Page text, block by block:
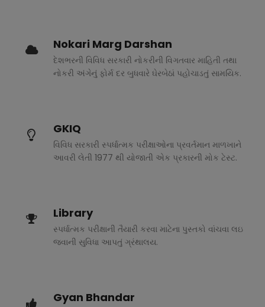
Nokari Marg Darshan
દેશભરની વિવિધ સરકારી નોકરીની વિગતવાર માહિતી તથા
નોકરી અંગેનું ફોર્મ દર બુધવારે ઘેરબેઠાં પહોચાડતું સામયિક.
GKIQ
વિવિધ સરકારી સ્પર્ધાત્મક પરીક્ષાઓના પ્રવર્તમાન માળખાને
આવરી લેતી 1977 થી યોજાતી એક પ્રકારની મોક ટેસ્ટ.
Library
સ્પર્ધાત્મક પરીક્ષાની તૈયારી કરવા માટેના પુસ્તકો વાંચવા લઇ
જવાની સુવિધા આપતું ગ્રંથાલય.
Gyan Bhandar